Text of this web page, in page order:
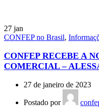
27 jan
CONFEP no Brasil,
CONFEP RECEBE A
COMERCIAL –
27 de janeiro de 2023
Postado por